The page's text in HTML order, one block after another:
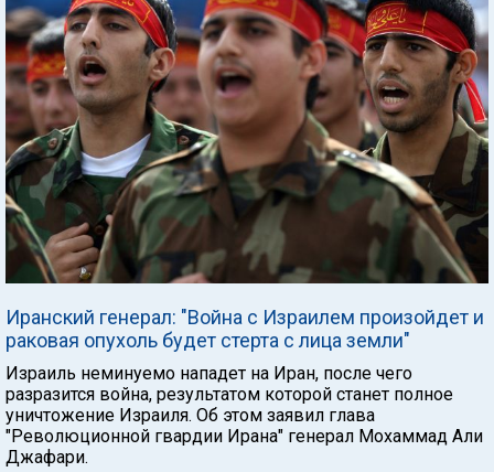
Иранский генерал: "Война с Израилем произойдет и
раковая опухоль будет стерта с лица земли"
Израиль неминуемо нападет на Иран, после чего
разразится война, результатом которой станет полное
уничтожение Израиля. Об этом заявил глава
"Революционной гвардии Ирана" генерал Мохаммад Али
Джафари.